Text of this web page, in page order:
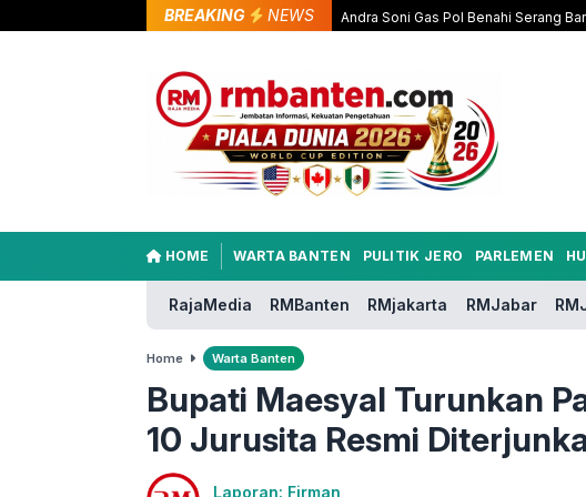
BREAKING NEWS Andra Soni Gas Pol Benahi Serang
HOME WARTA BANTEN PULITIK JERO PARLEMEN
RajaMedia RMBanten RMjakarta RMJabar
Home Warta Banten
Bupati Maesyal Turunkan
10 Jurusita Resmi
Laporan: Firman